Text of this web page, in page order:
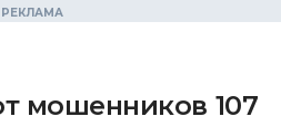
мошенников 107